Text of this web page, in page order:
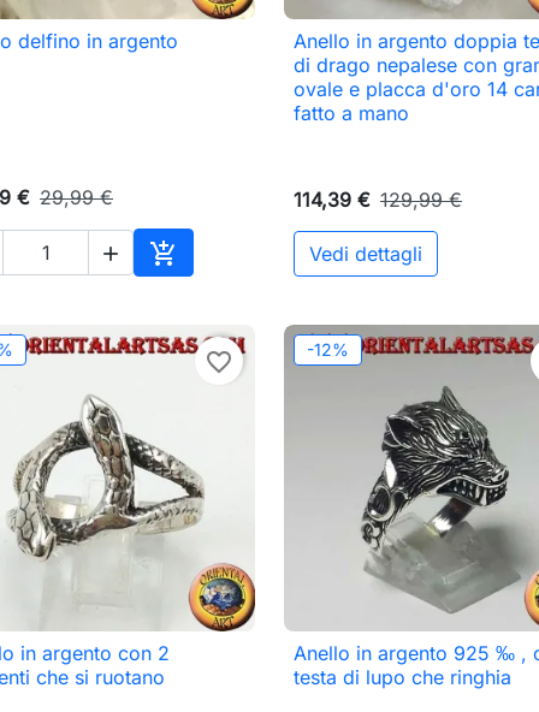
 Anteprima
delfino in argento
€ 29,99 €
 
Aggiungi al carrello
 Anteprima
Anello in argento doppia
di drago nepalese con
ovale e placca d'oro 14
fatto a mano
114,39 € 129,99 €
Vedi dettagli
favorite_border
 Anteprima
in argento con 2
che si ruotano
-12%
 Anteprima
Anello in argento 925 ‰ ,
testa di lupo che ringhia